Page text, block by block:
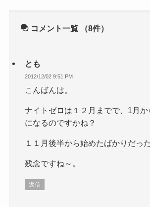
コメント一覧 （8件）
とも
2012/12/02 9:51 PM
こんばんは。
ナイトゼロは１２月までで、1月か
になるのですかね？
１１月後半から始めたばかりだっ
残念ですね～。
返信